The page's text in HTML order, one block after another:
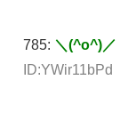
785: ＼(^o^)／
ID:YWir11bPd